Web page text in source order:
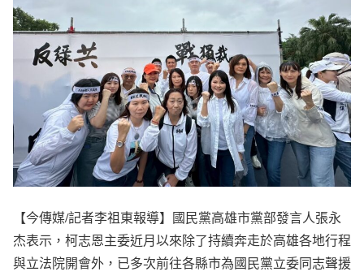
【今傳媒/記者李祖東報導】國民黨高雄市黨部發言人張永
杰表示，柯志恩主委近月以來除了持續奔走於高雄各地行程
與立法院開會外，已多次前往各縣市為國民黨立委同志聲援